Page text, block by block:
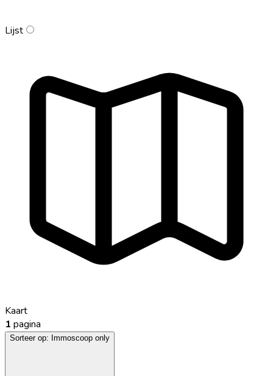
Lijst
Kaart
1 pagina
Sorteer op: Immoscoop only